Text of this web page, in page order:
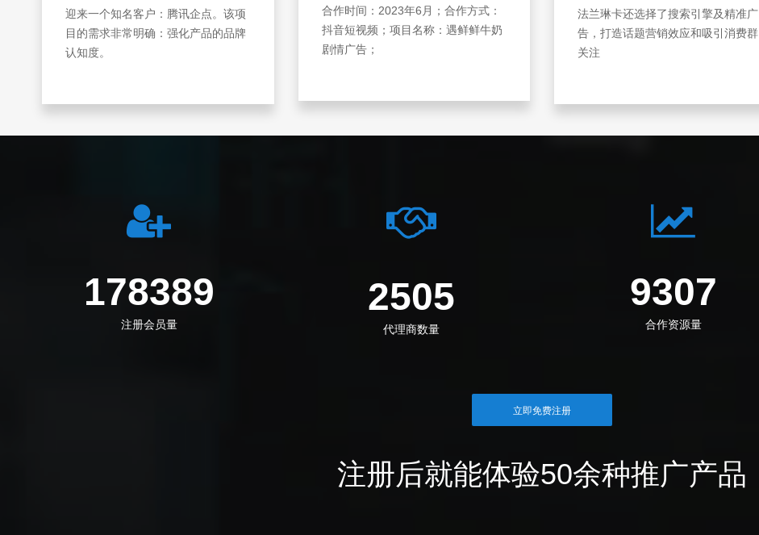
迎来一个知名客户：腾讯企点。该项
目的需求非常明确：强化产品的品牌
认知度。
合作时间：2023年6月；合作方式：
抖音短视频；项目名称：遇鲜鲜牛奶
剧情广告；
法兰琳卡还选择了搜索引擎及精准广
告，打造话题营销效应和吸引消费群
关注
219555
注册会员量
3083
代理商数量
11455
合作资源量
立即免费注册
注册后就能体验50余种推广产品